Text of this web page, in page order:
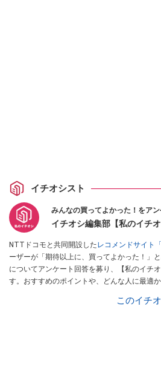
イチオシスト
みんなの買ってよかった！をア
イチオシ編集部【私のイチ
NTTドコモと共同開設したレコメンドサイト
ーザーが「期待以上に、買ってよかった！」
についてアンケート回答を募り、【私のイチ
す。おすすめのポイントや、どんな人に最適
このイチ